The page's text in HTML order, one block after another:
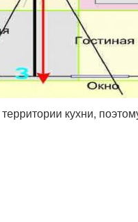
кухни,